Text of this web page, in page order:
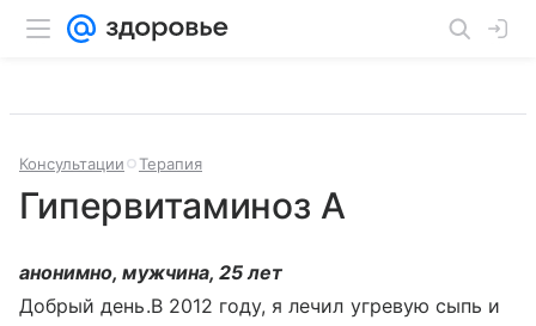
Консультации Терапия
Гипервитаминоз А
анонимно, мужчина, 25 лет
Добрый день.В 2012 году, я лечил угревую сыпь и